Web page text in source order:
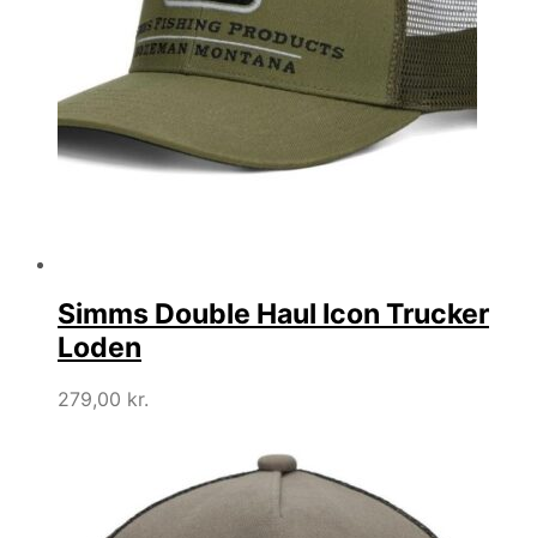
Simms Double Haul Icon Trucker
Loden
279,00 kr.